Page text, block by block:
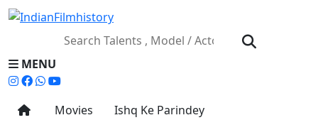
MENU
Movies Ishq Ke Parindey